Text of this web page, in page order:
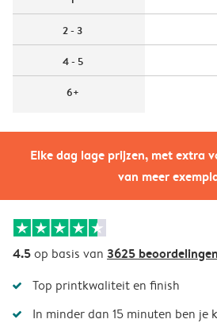
Elke dag lage prijzen, met extra
van meer
2 - 3
4 - 5
6+
4.5op basis van 3625 beoordelingen
Top printkwaliteit en finish
In minder dan 15 minuten ben je